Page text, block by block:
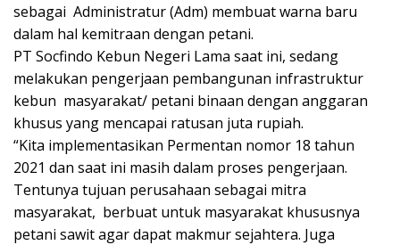
sebagai Administratur (Adm) membuat warna baru
dalam hal kemitraan dengan petani.
PT Socfindo Kebun Negeri Lama saat ini, sedang
melakukan pengerjaan pembangunan infrastruktur
kebun masyarakat/ petani binaan dengan anggaran
khusus yang mencapai ratusan juta rupiah.
“Kita implementasikan Permentan nomor 18 tahun
2021 dan saat ini masih dalam proses pengerjaan.
Tentunya tujuan perusahaan sebagai mitra
masyarakat, berbuat untuk masyarakat khususnya
petani sawit agar dapat makmur sejahtera. Juga